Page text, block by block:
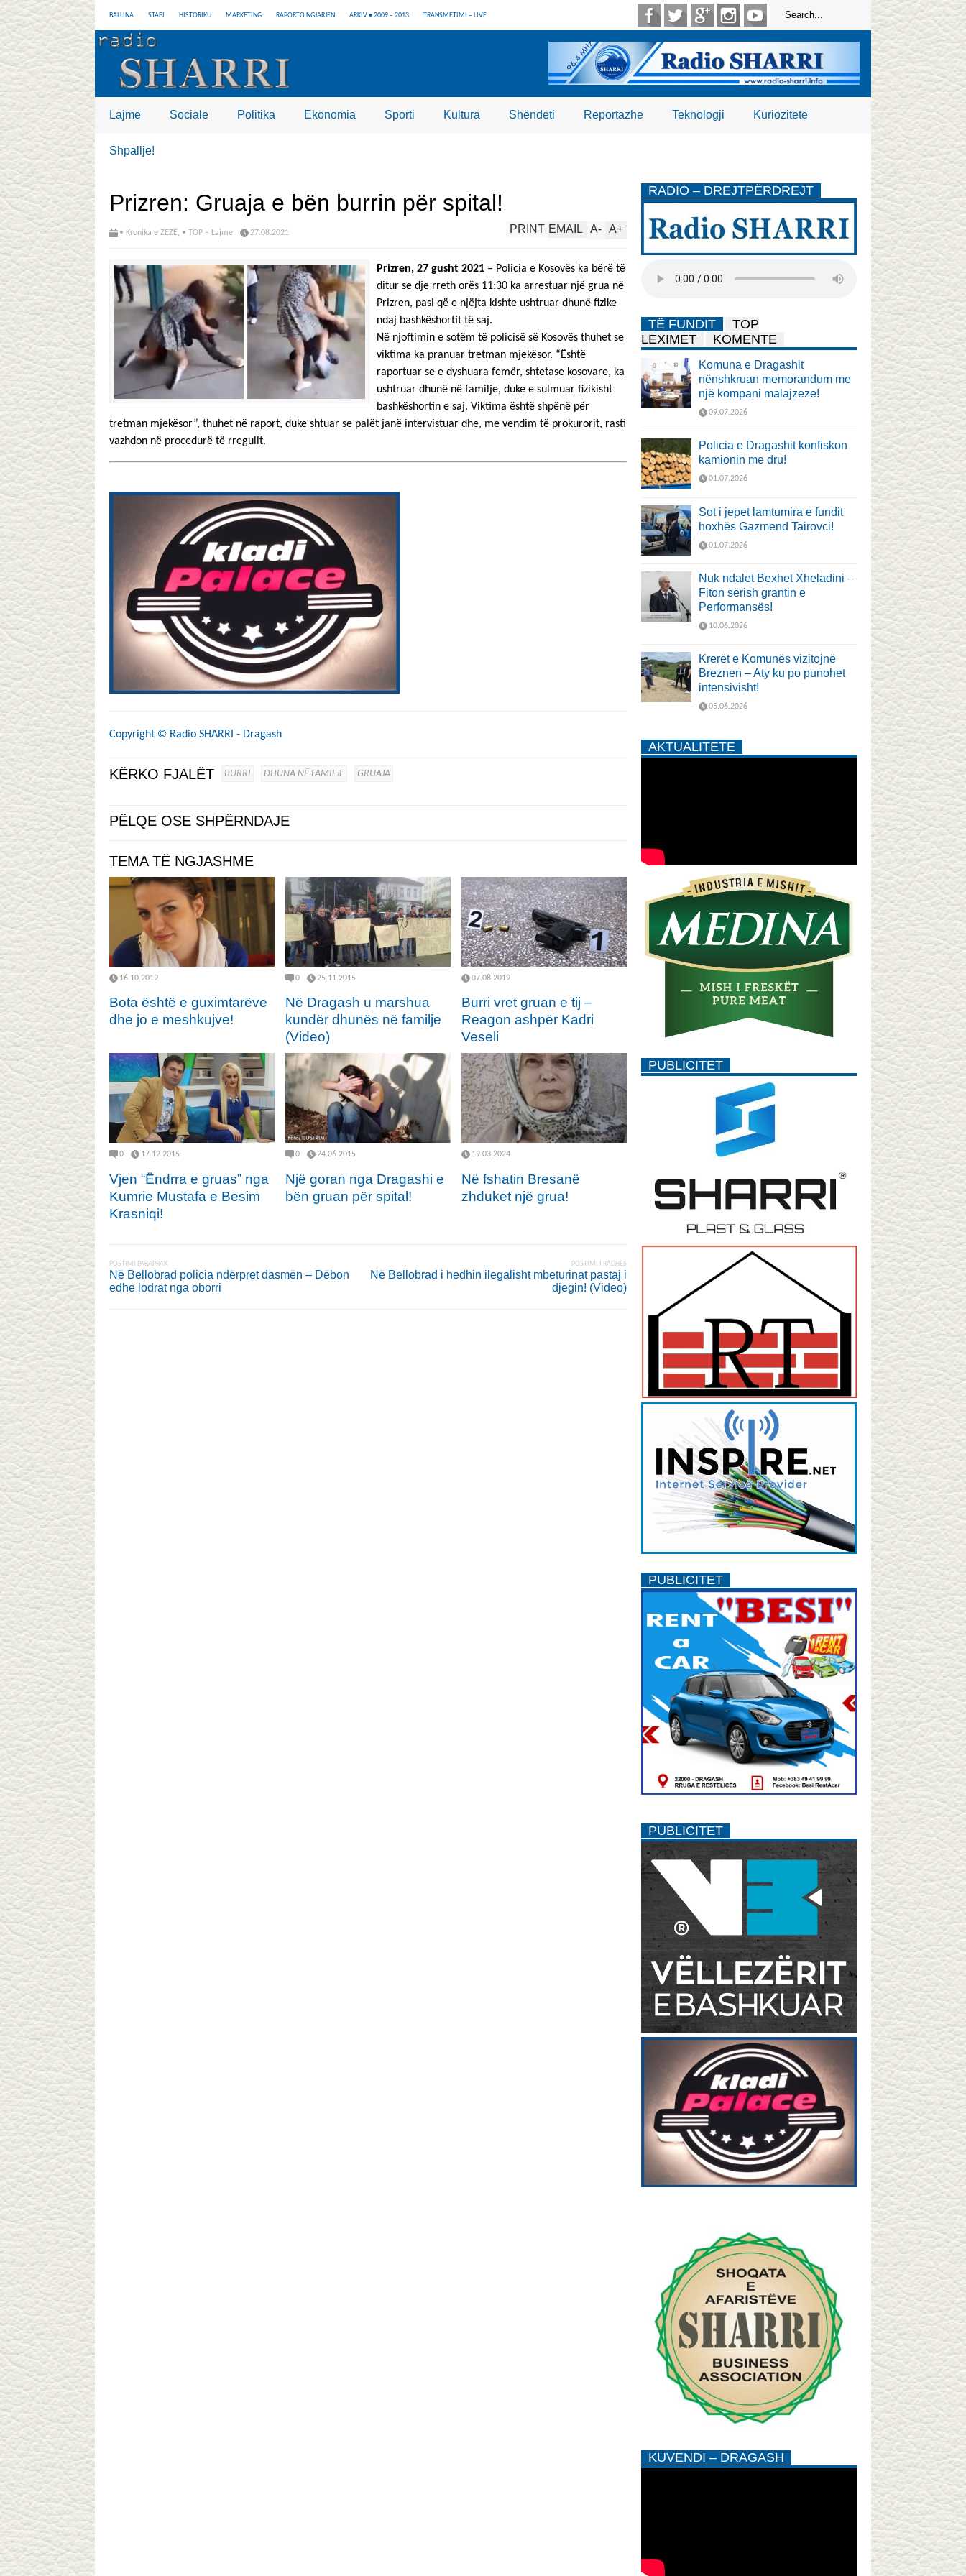
BALLINA STAFI HISTORIKU MARKETING RAPORTO NGJARJEN ARKIV • 2009 – 2013 TRANSMETIMI – LIVE
Lajme Sociale Politika Ekonomia Sporti Kultura Shëndeti Reportazhe Teknologji Kuriozitete
Shpallje!
Prizren: Gruaja e bën burrin për spital!
• Kronika e ZEZË, • TOP – Lajme 27.08.2021 A+
A-
EMAIL
PRINT
Prizren, 27 gusht 2021 – Policia e Kosovës ka bërë të
ditur se dje rreth orës 11:30 ka arrestuar një grua në
Prizren, pasi që e njëjta kishte ushtruar dhunë fizike
ndaj bashkëshortit të saj.
Në njoftimin e sotëm të policisë së Kosovës thuhet se
viktima ka pranuar tretman mjekësor. “Është
raportuar se e dyshuara femër, shtetase kosovare, ka
ushtruar dhunë në familje, duke e sulmuar fizikisht
bashkëshortin e saj. Viktima është shpënë për
tretman mjekësor”, thuhet në raport, duke shtuar se palët janë intervistuar dhe, me vendim të prokurorit, rasti
vazhdon në procedurë të rregullt.
Copyright © Radio SHARRI - Dragash
KËRKO FJALËT BURRI DHUNA NË FAMILJE GRUAJA
PËLQE OSE SHPËRNDAJE
TEMA TË NGJASHME
16.10.2019
Bota është e guximtarëve
dhe jo e meshkujve!
0 25.11.2015
Në Dragash u marshua
kundër dhunës në familje
(Video)
07.08.2019
Burri vret gruan e tij –
Reagon ashpër Kadri
Veseli
0 17.12.2015
Vjen “Ëndrra e gruas” nga
Kumrie Mustafa e Besim
Krasniqi!
0 24.06.2015
Një goran nga Dragashi e
bën gruan për spital!
19.03.2024
Në fshatin Bresanë
zhduket një grua!
POSTIMI PARAPRAK
Në Bellobrad policia ndërpret dasmën – Dëbon
edhe lodrat nga oborri
POSTIMI I RADHËS
Në Bellobrad i hedhin ilegalisht mbeturinat pastaj i
djegin! (Video)
RADIO – DREJTPËRDREJT
TË FUNDIT
TOP
LEXIMET
KOMENTE
Komuna e Dragashit
nënshkruan memorandum me
një kompani malajzeze!
09.07.2026
Policia e Dragashit konfiskon
kamionin me dru!
01.07.2026
Sot i jepet lamtumira e fundit
hoxhës Gazmend Tairovci!
01.07.2026
Nuk ndalet Bexhet Xheladini –
Fiton sërish grantin e
Performansës!
10.06.2026
Krerët e Komunës vizitojnë
Breznen – Aty ku po punohet
intensivisht!
05.06.2026
AKTUALITETE
PUBLICITET
PUBLICITET
PUBLICITET
KUVENDI – DRAGASH